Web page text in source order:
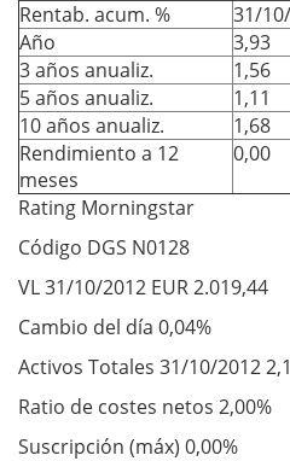
Rentab. acum. %
31/
Año
3,93
3 años anualiz.
1,56
5 años anualiz.
1,11
10 años anualiz.
1,68
Rendimiento a 12
meses
0,00
Rating Morningstar
Código DGS N0128
VL 31/10/2012 EUR 2.019,44
Cambio del día 0,04%
Activos Totales 31/10/2012
Ratio de costes netos 2,00%
Suscripción (máx) 0,00%